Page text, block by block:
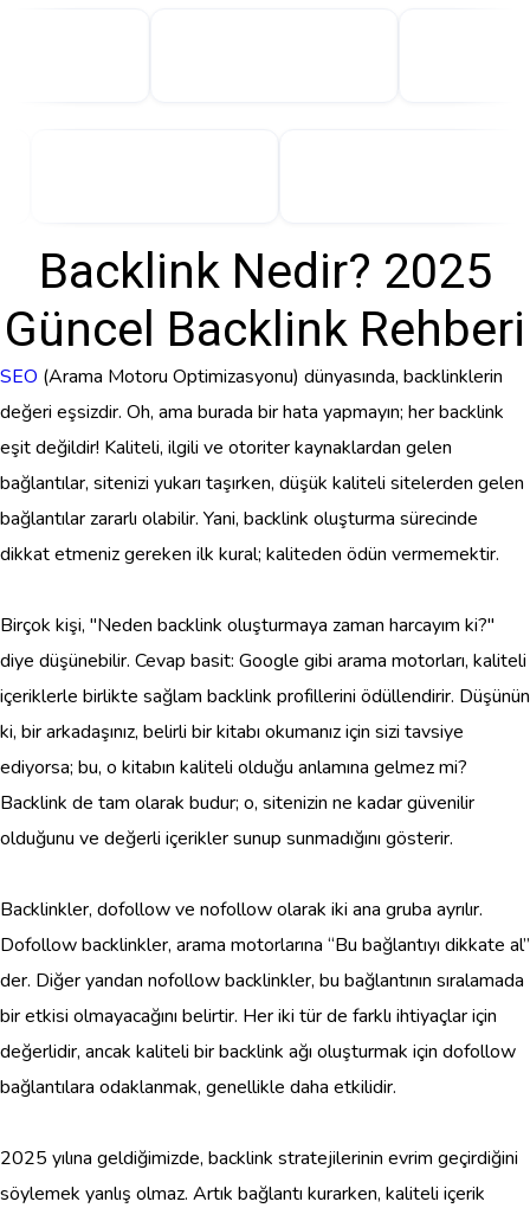
Backlink Nedir? 2025
Güncel Backlink Rehberi
SEO (Arama Motoru Optimizasyonu) dünyasında, backlinklerin
değeri eşsizdir. Oh, ama burada bir hata yapmayın; her backlink
eşit değildir! Kaliteli, ilgili ve otoriter kaynaklardan gelen
bağlantılar, sitenizi yukarı taşırken, düşük kaliteli sitelerden gelen
bağlantılar zararlı olabilir. Yani, backlink oluşturma sürecinde
dikkat etmeniz gereken ilk kural; kaliteden ödün vermemektir.
Birçok kişi, "Neden backlink oluşturmaya zaman harcayım ki?"
diye düşünebilir. Cevap basit: Google gibi arama motorları, kaliteli
içeriklerle birlikte sağlam backlink profillerini ödüllendirir. Düşünün
ki, bir arkadaşınız, belirli bir kitabı okumanız için sizi tavsiye
ediyorsa; bu, o kitabın kaliteli olduğu anlamına gelmez mi?
Backlink de tam olarak budur; o, sitenizin ne kadar güvenilir
olduğunu ve değerli içerikler sunup sunmadığını gösterir.
Backlinkler, dofollow ve nofollow olarak iki ana gruba ayrılır.
Dofollow backlinkler, arama motorlarına “Bu bağlantıyı dikkate al”
der. Diğer yandan nofollow backlinkler, bu bağlantının sıralamada
bir etkisi olmayacağını belirtir. Her iki tür de farklı ihtiyaçlar için
değerlidir, ancak kaliteli bir backlink ağı oluşturmak için dofollow
bağlantılara odaklanmak, genellikle daha etkilidir.
2025 yılına geldiğimizde, backlink stratejilerinin evrim geçirdiğini
söylemek yanlış olmaz. Artık bağlantı kurarken, kaliteli içerik